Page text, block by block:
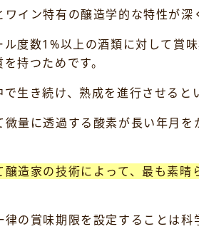
イン特有の醸造学的な特性が深
度数1%以上の酒類に対して賞
持つためです。
生き続け、熟成を進行させると
量に透過する酸素が長い年月
造家の技術によって、最も素
の賞味期限を設定することは科